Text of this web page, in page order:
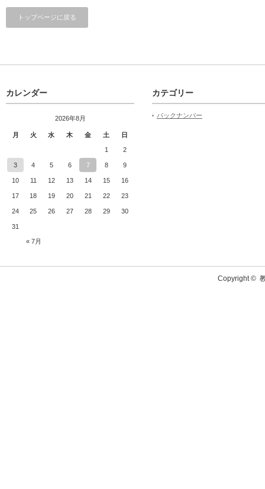
トップページに戻る
カレンダー
2026年8月
月 火 水 木 金 土 日
« 7月
1 2
3 4 5 6 7 8 9
10 11 12 13 14 15 16
17 18 19 20 21 22 23
24 25 26 27 28 29 30
31
カテゴリー
バックナンバー
Copyright ©